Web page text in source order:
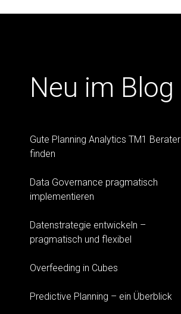
Neu im Blog
Gute Planning Analytics TM1 Berater
finden
Data Governance pragmatisch
implementieren
Datenstrategie entwickeln –
pragmatisch und flexibel
Overfeeding in Cubes
Predictive Planning – ein Überblick